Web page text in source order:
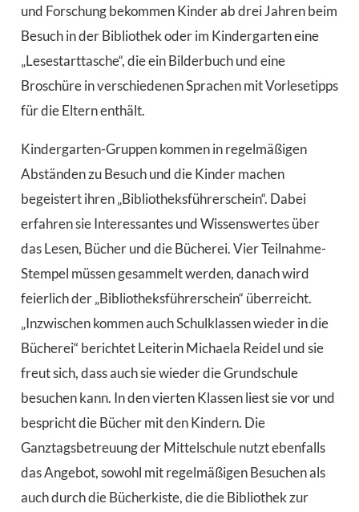
und Forschung bekommen Kinder ab drei Jahren beim
Besuch in der Bibliothek oder im Kindergarten eine
„Lesestarttasche“, die ein Bilderbuch und eine
Broschüre in verschiedenen Sprachen mit Vorlesetipps
für die Eltern enthält.
Kindergarten-Gruppen kommen in regelmäßigen
Abständen zu Besuch und die Kinder machen
begeistert ihren „Bibliotheksführerschein“. Dabei
erfahren sie Interessantes und Wissenswertes über
das Lesen, Bücher und die Bücherei. Vier Teilnahme-
Stempel müssen gesammelt werden, danach wird
feierlich der „Bibliotheksführerschein“ überreicht.
„Inzwischen kommen auch Schulklassen wieder in die
Bücherei“ berichtet Leiterin Michaela Reidel und sie
freut sich, dass auch sie wieder die Grundschule
besuchen kann. In den vierten Klassen liest sie vor und
bespricht die Bücher mit den Kindern. Die
Ganztagsbetreuung der Mittelschule nutzt ebenfalls
das Angebot, sowohl mit regelmäßigen Besuchen als
auch durch die Bücherkiste, die die Bibliothek zur